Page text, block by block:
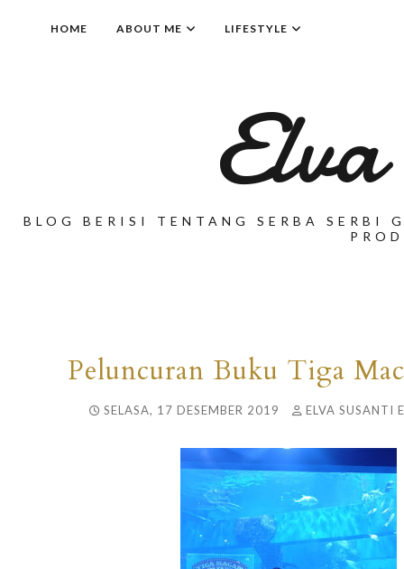
HOME ABOUT ME LIFESTYLE
BLOG BERISI TENTANG SERBA SERBI
Peluncuran Buku Tiga
SELASA, 17 DESEMBER 2019 ELVA SUSANTI E